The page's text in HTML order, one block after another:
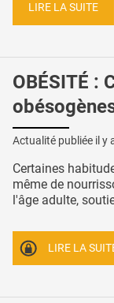
LIRE LA SUITE
OBÉSITÉ :
Actualité publiée il y
Certaines
même de
l'âge adulte,
LIRE LA